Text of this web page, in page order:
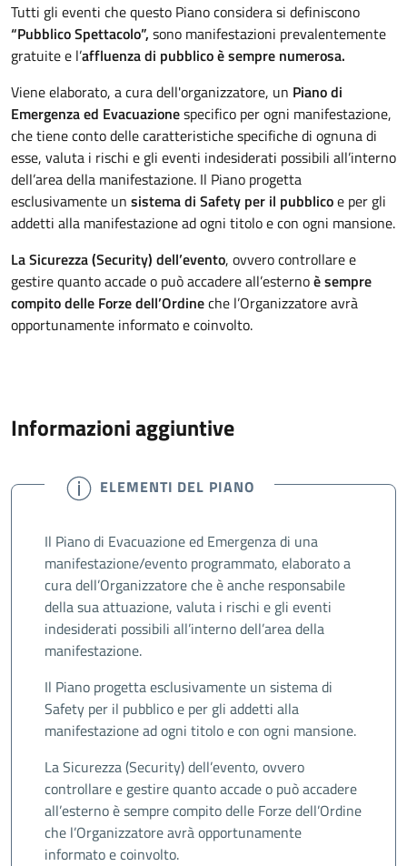
Tutti gli eventi che questo Piano considera si definiscono
“Pubblico Spettacolo”, sono manifestazioni prevalentemente
gratuite e l’affluenza di pubblico è sempre numerosa.
Viene elaborato, a cura dell'organizzatore, un Piano di
Emergenza ed Evacuazionespecifico per ogni manifestazione,
che tiene conto delle caratteristiche specifiche di ognuna di
esse, valuta i rischi e gli eventi indesiderati possibili all’interno
dell’area della manifestazione. Il Piano progetta
esclusivamente un sistema di Safety per il pubblicoe per gli
addetti alla manifestazione ad ogni titolo e con ogni mansione.
La Sicurezza (Security) dell’evento, ovvero controllare e
gestire quanto accade o può accadere all’esternoè sempre
compito delle Forze dell’Ordineche l’Organizzatore avrà
opportunamente informato e coinvolto.
Informazioni aggiuntive
ELEMENTI DEL PIANO
Il Piano di Evacuazione ed Emergenza di una
manifestazione/evento programmato, elaborato a
cura dell’Organizzatore che è anche responsabile
della sua attuazione, valuta i rischi e gli eventi
indesiderati possibili all’interno dell’area della
manifestazione.
Il Piano progetta esclusivamente un sistema di
Safety per il pubblico e per gli addetti alla
manifestazione ad ogni titolo e con ogni mansione.
La Sicurezza (Security) dell’evento, ovvero
controllare e gestire quanto accade o può accadere
all’esterno è sempre compito delle Forze dell’Ordine
che l’Organizzatore avrà opportunamente
informato e coinvolto.